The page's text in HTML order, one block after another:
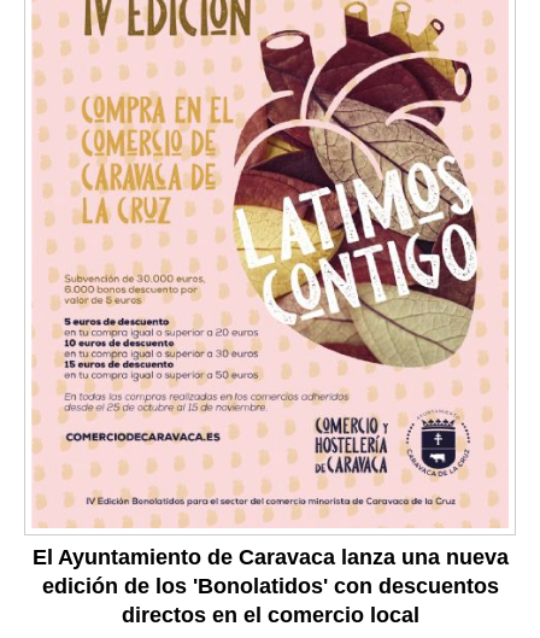
El Ayuntamiento de Caravaca lanza una nueva
edición de los 'Bonolatidos' con descuentos
directos en el comercio local